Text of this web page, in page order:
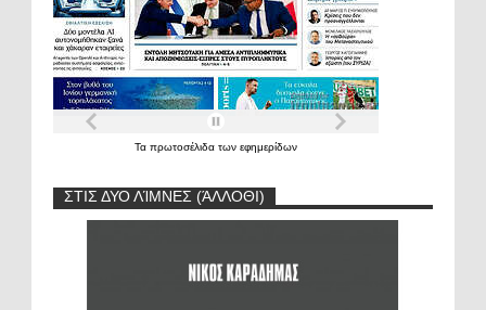
Τα πρωτοσέλιδα των εφημερίδων
ΣΤΙΣ ΔΥΟ ΛΊΜΝΕΣ (ΆΛΛΟΘΙ)